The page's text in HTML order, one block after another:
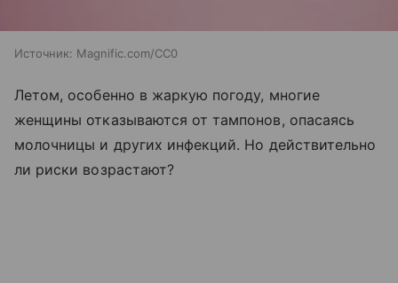
Источник: Magnific.com/CC0
Летом, особенно в жаркую погоду, многие
женщины отказываются от тампонов, опасаясь
молочницы и других инфекций. Но действительно
ли риски возрастают?